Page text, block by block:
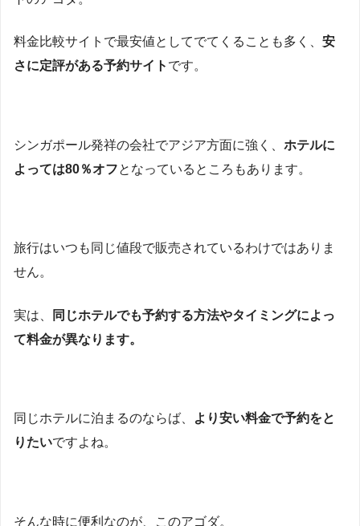
料金比較サイトで最安値としてでてくることも多く、 安
さに定評がある予約サイト です。
シンガポール発祥の会社でアジア方面に強く、 ホテルに
よっては80％オフとなっているところもあります。
旅行はいつも同じ値段で販売されているわけではありま
せん。
実は、
同じホテルでも予約する方法やタイミングによっ
て料金が異なります。
同じホテルに泊まるのならば、
より安い料金で予約をと
りたいですよね。
そんな時に便利なのが、このアゴダ。